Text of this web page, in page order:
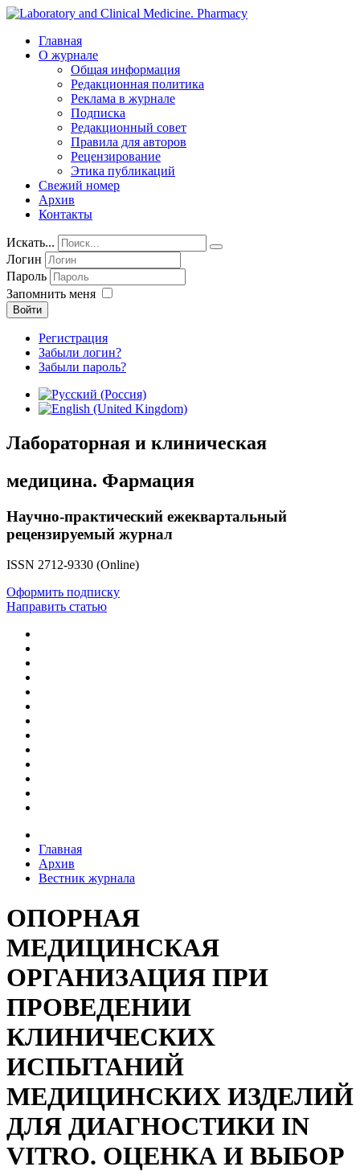
Главная
О журнале
Общая информация
Редакционная политика
Реклама в журнале
Подписка
Редакционный совет
Правила для авторов
Рецензирование
Этика публикаций
Свежий номер
Архив
Контакты
Искать...
Логин
Пароль
Запомнить меня
Войти
Регистрация
Забыли логин?
Забыли пароль?
Лабораторная и клиническая
медицина. Фармация
Научно-практический ежеквартальный
рецензируемый журнал
ISSN 2712-9330 (Online)
Оформить подписку
Направить статью
Главная
Архив
Вестник журнала
ОПОРНАЯ
МЕДИЦИНСКАЯ
ОРГАНИЗАЦИЯ ПРИ
ПРОВЕДЕНИИ
КЛИНИЧЕСКИХ
ИСПЫТАНИЙ
МЕДИЦИНСКИХ ИЗДЕЛИЙ
ДЛЯ ДИАГНОСТИКИ IN
VITRO. ОЦЕНКА И ВЫБОР